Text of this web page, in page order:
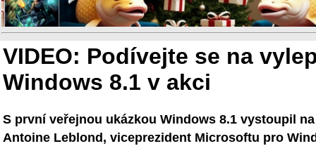
VIDEO: Podívejte se na
Windows 8.1 v akci
S první veřejnou ukázkou Windows 8.1 vystoupil
Antoine Leblond, viceprezident Microsoftu pro